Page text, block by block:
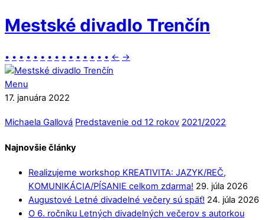
Mestské divadlo Trenčín
• • • • • • • • • • • • • • • ← →
Menu
17. januára 2022
Michaela Gallová Predstavenie od 12 rokov 2021/2022
Najnovšie články
Realizujeme workshop KREATIVITA: JAZYK/REČ,
KOMUNIKÁCIA/PÍSANIE celkom zdarma! 29. júla 2026
Augustové Letné divadelné večery sú späť! 24. júla 2026
O 6. ročníku Letných divadelných večerov s autorkou